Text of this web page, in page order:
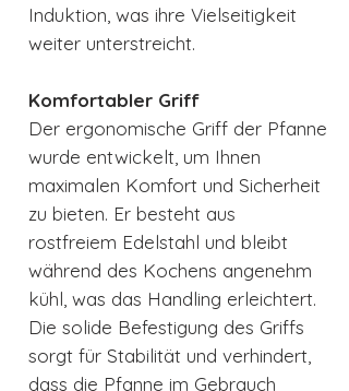
Induktion, was ihre Vielseitigkeit
weiter unterstreicht.
Komfortabler Griff
Der ergonomische Griff der Pfanne
wurde entwickelt, um Ihnen
maximalen Komfort und Sicherheit
zu bieten. Er besteht aus
rostfreiem Edelstahl und bleibt
während des Kochens angenehm
kühl, was das Handling erleichtert.
Die solide Befestigung des Griffs
sorgt für Stabilität und verhindert,
dass die Pfanne im Gebrauch